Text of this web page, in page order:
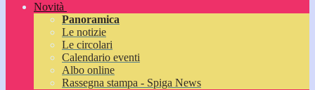
Novità
Panoramica
Le notizie
Le circolari
Calendario eventi
Albo online
Rassegna stampa - Spiga News